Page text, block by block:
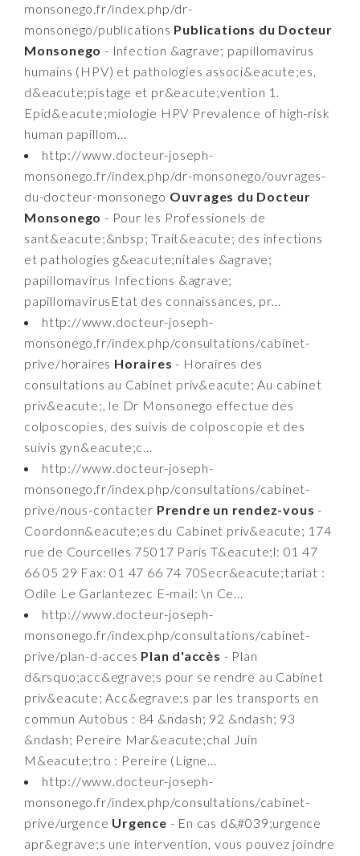
monsonego.fr/index.php/dr-
monsonego/publications Publications du Docteur
Monsonego - Infection &agrave; papillomavirus
humains (HPV) et pathologies associ&eacute;es,
d&eacute;pistage et pr&eacute;vention 1.
Epid&eacute;miologie HPV Prevalence of high-risk
human papillom...
http://www.docteur-joseph-
monsonego.fr/index.php/dr-monsonego/ouvrages-
du-docteur-monsonego Ouvrages du Docteur
Monsonego - Pour les Professionels de
sant&eacute;&nbsp; Trait&eacute; des infections
et pathologies g&eacute;nitales &agrave;
papillomavirus Infections &agrave;
papillomavirusEtat des connaissances, pr...
http://www.docteur-joseph-
monsonego.fr/index.php/consultations/cabinet-
prive/horaires Horaires - Horaires des
consultations au Cabinet priv&eacute; Au cabinet
priv&eacute;, le Dr Monsonego effectue des
colposcopies, des suivis de colposcopie et des
suivis gyn&eacute;c...
http://www.docteur-joseph-
monsonego.fr/index.php/consultations/cabinet-
prive/nous-contacter Prendre un rendez-vous -
Coordonn&eacute;es du Cabinet priv&eacute; 174
rue de Courcelles 75017 Paris T&eacute;l: 01 47
66 05 29 Fax: 01 47 66 74 70Secr&eacute;tariat :
Odile Le Garlantezec E-mail: \n Ce...
http://www.docteur-joseph-
monsonego.fr/index.php/consultations/cabinet-
prive/plan-d-acces Plan d'accès - Plan
d&rsquo;acc&egrave;s pour se rendre au Cabinet
priv&eacute; Acc&egrave;s par les transports en
commun Autobus : 84 &ndash; 92 &ndash; 93
&ndash; Pereire Mar&eacute;chal Juin
M&eacute;tro : Pereire (Ligne...
http://www.docteur-joseph-
monsonego.fr/index.php/consultations/cabinet-
prive/urgence Urgence - En cas d&#039;urgence
apr&egrave;s une intervention, vous pouvez joindre